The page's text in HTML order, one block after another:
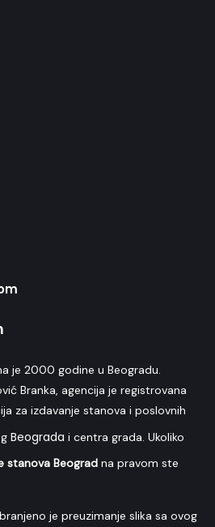
je 2000 godine u Beogradu.
Branka, agencija je registrovana
za izdavanje stanova i poslovnih
Beograda i centra grada. Ukoliko
stanova Beograd na pravom ste
je preuzimanje slika sa ovog